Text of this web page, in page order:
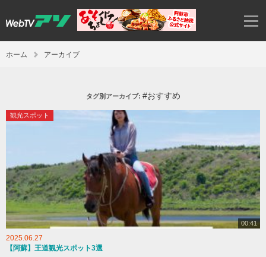
ホーム アーカイブ
タグ別アーカイブ: #おすすめ
観光スポット
00:41
2025.06.27
【阿蘇】王道観光スポット3選